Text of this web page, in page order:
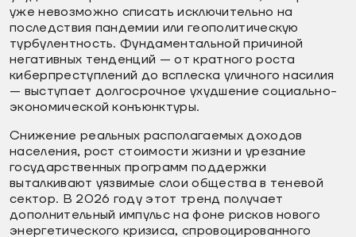
уже невозможно списать исключительно на
последствия пандемии или геополитическую
турбулентность. Фундаментальной причиной
негативных тенденций — от кратного роста
киберпреступлений до всплеска уличного насилия
— выступает долгосрочное ухудшение социально-
экономической конъюнктуры.
Снижение реальных располагаемых доходов
населения, рост стоимости жизни и урезание
государственных программ поддержки
выталкивают уязвимые слои общества в теневой
сектор. В 2026 году этот тренд получает
дополнительный импульс на фоне рисков нового
энергетического кризиса, спровоцированного